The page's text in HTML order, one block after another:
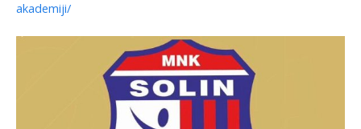
akademiji/